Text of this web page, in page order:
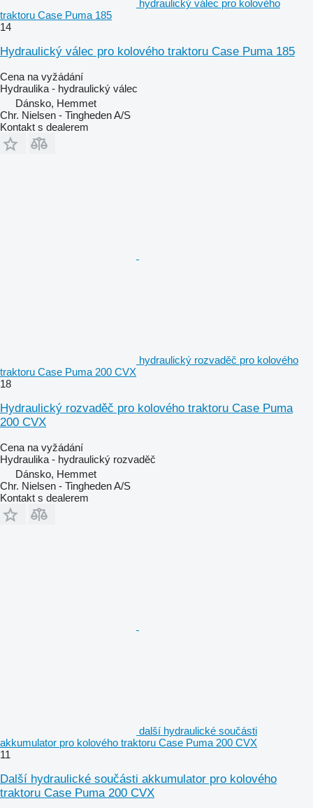
hydraulický válec pro kolového
traktoru Case Puma 185
14
Hydraulický válec pro kolového traktoru Case Puma 185
Cena na vyžádání
Hydraulika - hydraulický válec
Dánsko, Hemmet
Chr. Nielsen - Tingheden A/S
Kontakt s dealerem
hydraulický rozvaděč pro kolového
traktoru Case Puma 200 CVX
18
Hydraulický rozvaděč pro kolového traktoru Case Puma
200 CVX
Cena na vyžádání
Hydraulika - hydraulický rozvaděč
Dánsko, Hemmet
Chr. Nielsen - Tingheden A/S
Kontakt s dealerem
další hydraulické součásti
akkumulator pro kolového traktoru Case Puma 200 CVX
11
Další hydraulické součásti akkumulator pro kolového
traktoru Case Puma 200 CVX